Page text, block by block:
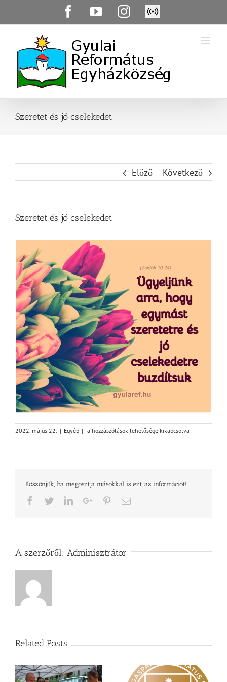
FacebookYouTubeInstagram
Élő
közvetítés
Szeretet és jó cselekedet
Előző Következő
Szeretet és jó cselekedet
2022. május 22. | Egyéb | Szeretet
és
a hozzászólások lehetősége kikapcsolva
Köszönjük, ha megosztja másokkal is ezt az információt!
Facebook
TwitterLinkedInGoogle+PinterestEmail
A szerzőről: Adminisztrátor
Related Posts